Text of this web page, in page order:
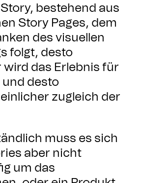
bestehend aus
Story Pages, dem
des visuellen
folgt, desto
wird das Erlebnis für
desto
zugleich der
muss es sich
aber nicht
um das